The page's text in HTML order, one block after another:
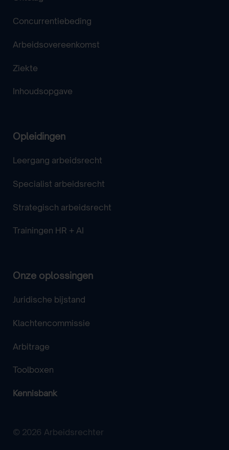
Concurrentiebeding
Arbeidsovereenkomst
Ziekte
Inhoudsopgave
Opleidingen
Leergang arbeidsrecht
Specialist arbeidsrecht
Strategisch arbeidsrecht
Trainingen HR + AI
Onze oplossingen
Juridische bijstand
Klachtencommissie
Arbitrage
Toolboxen
Kennisbank
© 2026 Arbeidsrechter